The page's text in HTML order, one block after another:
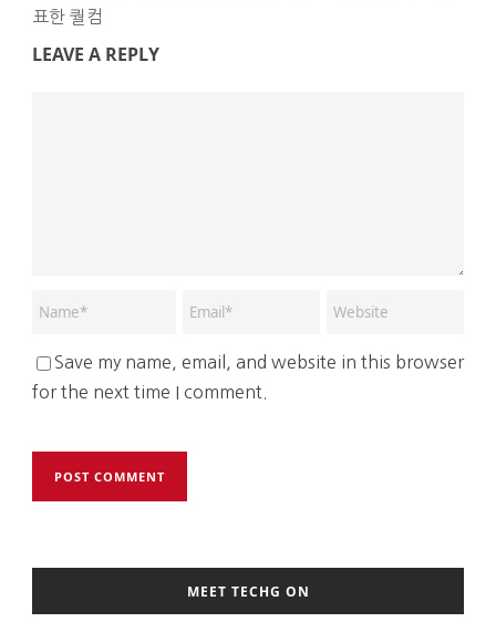
표한 퀄컴
LEAVE A REPLY
Save my name, email, and website in this browser
for the next time I comment.
MEET TECHG ON